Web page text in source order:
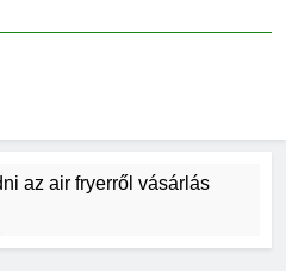
az air fryerről vásárlás